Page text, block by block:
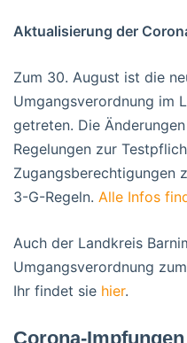
Aktualisierung der
Zum 30. August ist die
Umgangsverordnung im
getreten. Die
Regelungen zur
Zugangsberechtigungen
3-G-Regeln. Alle Infos
Auch der Landkreis
Umgangsverordnung
Ihr findet sie hier.
Corona-Impfungen